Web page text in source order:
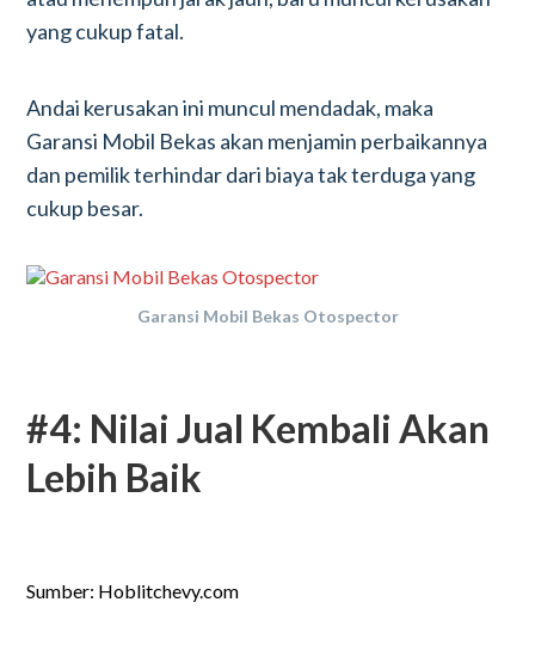
yang cukup fatal.
Andai kerusakan ini muncul mendadak, maka
Garansi Mobil Bekas akan menjamin perbaikannya
dan pemilik terhindar dari biaya tak terduga yang
cukup besar.
Garansi Mobil Bekas Otospector
#4: Nilai Jual Kembali Akan
Lebih Baik
Sumber: Hoblitchevy.com